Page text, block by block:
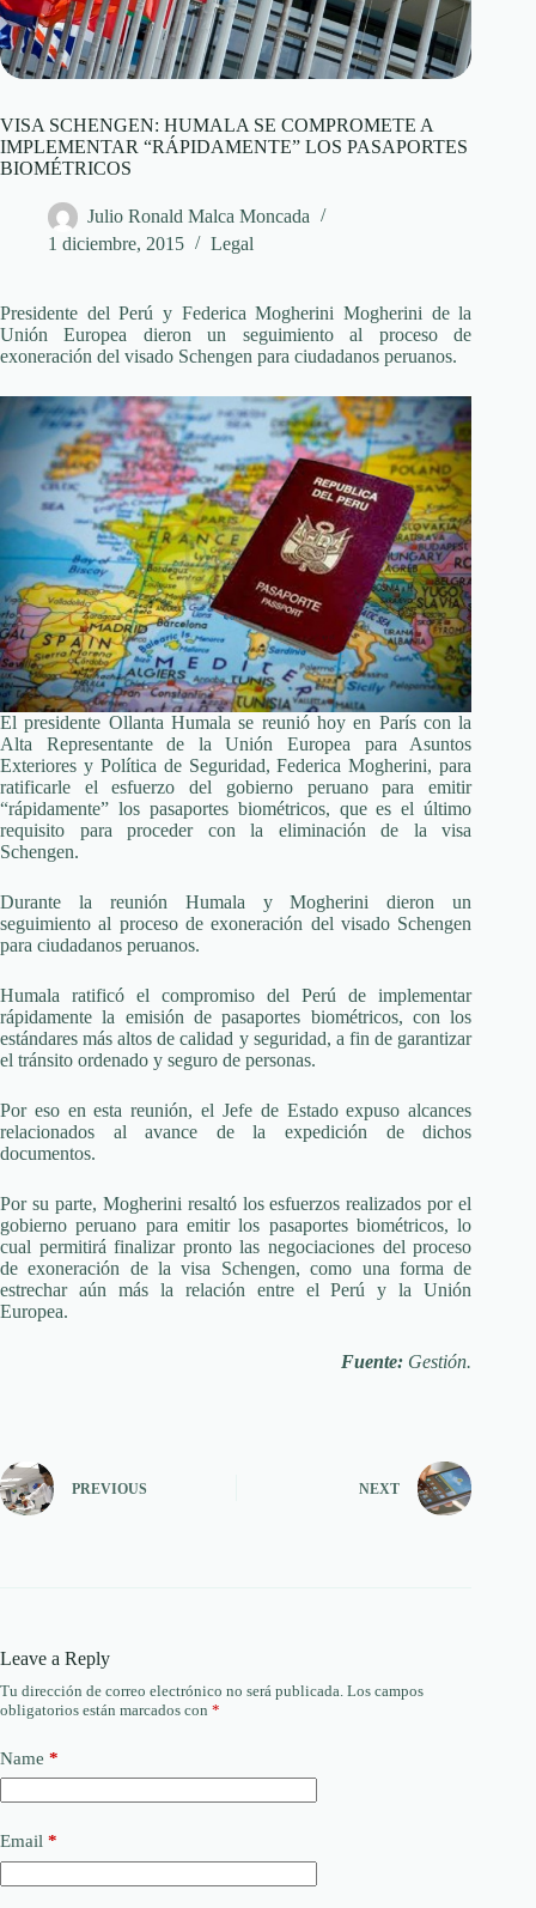
VISA SCHENGEN: HUMALA SE COMPROMETE A
IMPLEMENTAR “RÁPIDAMENTE” LOS PASAPORTES
BIOMÉTRICOS
Julio Ronald Malca Moncada
1 diciembre, 2015
Legal
Presidente del Perú y Federica Mogherini Mogherini de la
Unión Europea dieron un seguimiento al proceso de
exoneración del visado Schengen para ciudadanos peruanos.
El presidente Ollanta Humala se reunió hoy en París con la
Alta Representante de la Unión Europea para Asuntos
Exteriores y Política de Seguridad, Federica Mogherini, para
ratificarle el esfuerzo del gobierno peruano para emitir
“rápidamente” los pasaportes biométricos, que es el último
requisito para proceder con la eliminación de la visa
Schengen.
Durante la reunión Humala y Mogherini dieron un
seguimiento al proceso de exoneración del visado Schengen
para ciudadanos peruanos.
Humala ratificó el compromiso del Perú de implementar
rápidamente la emisión de pasaportes biométricos, con los
estándares más altos de calidad y seguridad, a fin de garantizar
el tránsito ordenado y seguro de personas.
Por eso en esta reunión, el Jefe de Estado expuso alcances
relacionados al avance de la expedición de dichos
documentos.
Por su parte, Mogherini resaltó los esfuerzos realizados por el
gobierno peruano para emitir los pasaportes biométricos, lo
cual permitirá finalizar pronto las negociaciones del proceso
de exoneración de la visa Schengen, como una forma de
estrechar aún más la relación entre el Perú y la Unión
Europea.
Fuente: Gestión.
PREVIOUS NEXT
Leave a Reply
Tu dirección de correo electrónico no será publicada. Los campos
obligatorios están marcados con *
Name *
Email *